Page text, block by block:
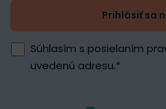
Prihlásiť sa
Súhlasím s posielaním
uvedenú adresu.*